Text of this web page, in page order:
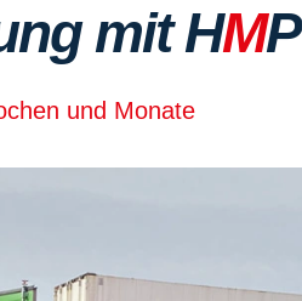
mit HMP
und Monate